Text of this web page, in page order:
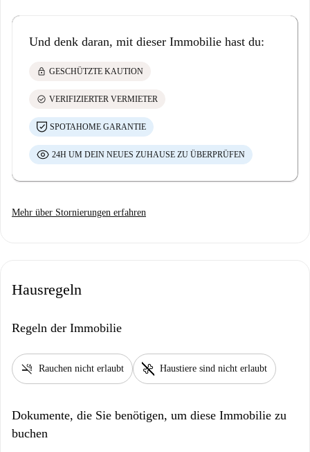
Und denk daran, mit dieser Immobilie hast du:
lock GESCHÜTZTE KAUTION
check_circle VERIFIZIERTER VERMIETER
SPOTAHOME GARANTIE
24H UM DEIN NEUES ZUHAUSE ZU ÜBERPRÜFEN
Mehr über Stornierungen erfahren
Hausregeln
Regeln der Immobilie
smoke_free Rauchen nicht erlaubt pet_supplies Haustiere sind nicht erlaubt
Dokumente, die Sie benötigen, um diese Immobilie zu
buchen